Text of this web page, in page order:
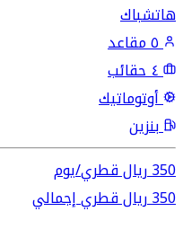
هاتشباك
٥ مقاعد
٤ حقائب
أوتوماتيك
بنزين
350ريال قطري/يوم
350ريال قطريإجمالي